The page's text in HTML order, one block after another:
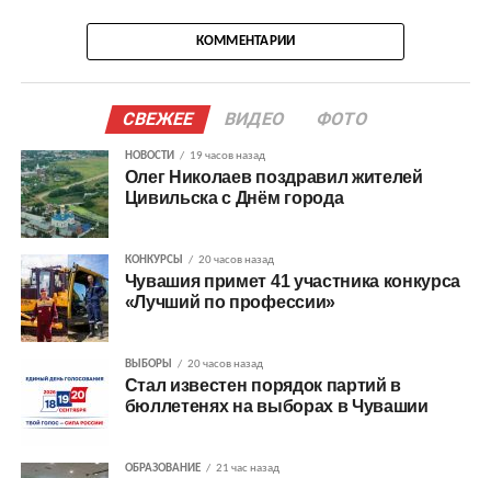
КОММЕНТАРИИ
СВЕЖЕЕ ВИДЕО ФОТО
НОВОСТИ 19 часов назад
Олег Николаев поздравил жителей
Цивильска с Днём города
КОНКУРСЫ 20 часов назад
Чувашия примет 41 участника конкурса
«Лучший по профессии»
ВЫБОРЫ 20 часов назад
Стал известен порядок партий в
бюллетенях на выборах в Чувашии
ОБРАЗОВАНИЕ 21 час назад